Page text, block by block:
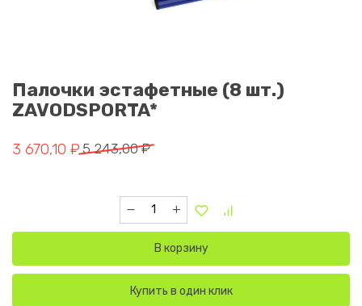
Палочки эстафетные (8 шт.)
ZAVODSPORTA*
5 243,00₽
Первоначальная цена составляла 5 243,00 ₽.
3 670,10 ₽
Текущая цена: 3 670,10 ₽.
Количество товара Палочки эстафетные (8
В корзину
Купить в один клик